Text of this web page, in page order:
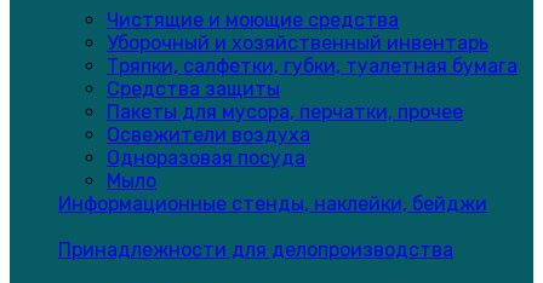
Чистящие и моющие средства
Уборочный и хозяйственный инвентарь
Тряпки, салфетки, губки, туалетная бумага
Средства защиты
Пакеты для мусора, перчатки, прочее
Освежители воздуха
Одноразовая посуда
Мыло
Информационные стенды, наклейки, бейджи
Принадлежности для делопроизводства